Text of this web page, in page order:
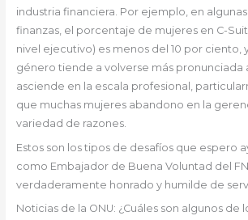
industria financiera. Por ejemplo, en
finanzas, el porcentaje de mujeres en C-
nivel ejecutivo) es menos del 10 por ciento,
género tiende a volverse más pronunciada
asciende en la escala profesional,
que muchas mujeres abandono en la
variedad de razones.
Estos son los tipos de desafíos que espero
como Embajador de Buena Voluntad del
verdaderamente honrado y humilde de
Noticias de la ONU: ¿Cuáles son algunos de